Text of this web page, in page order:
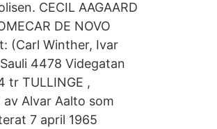
CECIL AAGAARD
DE NOVO
(Carl Winther, Ivar
4478 Videgatan
tr TULLINGE ,
Alvar Aalto som
7 april 1965